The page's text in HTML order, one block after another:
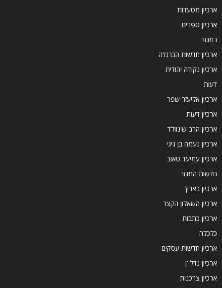
ארכיון מסעדות
ארכיון ספרים
במגזר
ארכיון חדשות הברנז'ה
ארכיון נקודה יהודית
דעות
ארכיון אליעזר שפר
ארכיון דעות
ארכיון הרב שינוולד
ארכיון נעמה בן גיגי
ארכיון עמיעד טאוב
חדשות המגזר
ארכיון בארץ
ארכיון השאלון הקצר
ארכיון כתבות
כלכלה
ארכיון חדשות עסקים
ארכיון נדל''ן
ארכיון צרכנות